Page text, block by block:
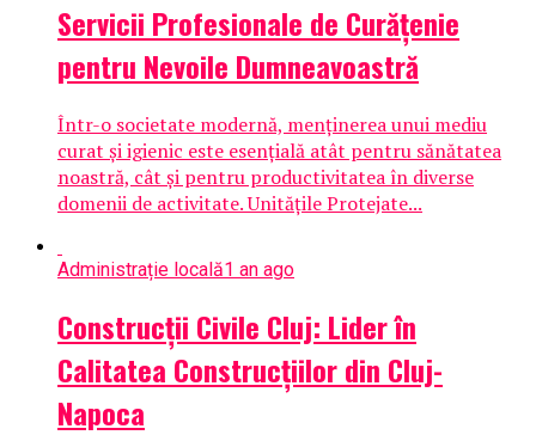
Servicii Profesionale de Curățenie
pentru Nevoile Dumneavoastră
Într-o societate modernă, menținerea unui mediu
curat și igienic este esențială atât pentru sănătatea
noastră, cât și pentru productivitatea în diverse
domenii de activitate. Unitățile Protejate...
Administrație locală1 an ago
Construcții Civile Cluj: Lider în
Calitatea Construcțiilor din Cluj-
Napoca